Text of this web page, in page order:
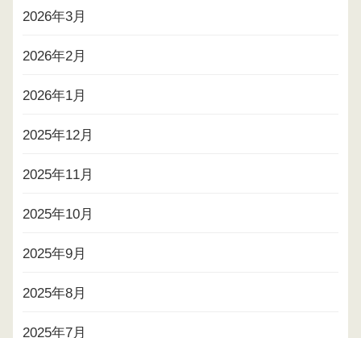
2026年3月
2026年2月
2026年1月
2025年12月
2025年11月
2025年10月
2025年9月
2025年8月
2025年7月